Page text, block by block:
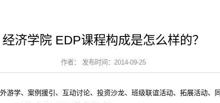
经济学院 EDP课程构成是怎么样的？
作者： 发布时间：2014-09-25
游学、案例援引、互动讨论、投资沙龙、班级联谊活动、拓展活动、